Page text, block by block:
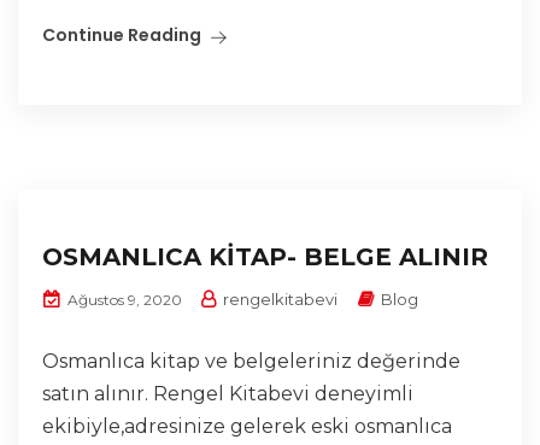
Continue Reading
OSMANLICA KİTAP- BELGE ALINIR
Ağustos 9, 2020 rengelkitabevi Blog
Osmanlıca kitap ve belgeleriniz değerinde
satın alınır. Rengel Kitabevi deneyimli
ekibiyle,adresinize gelerek eski osmanlıca